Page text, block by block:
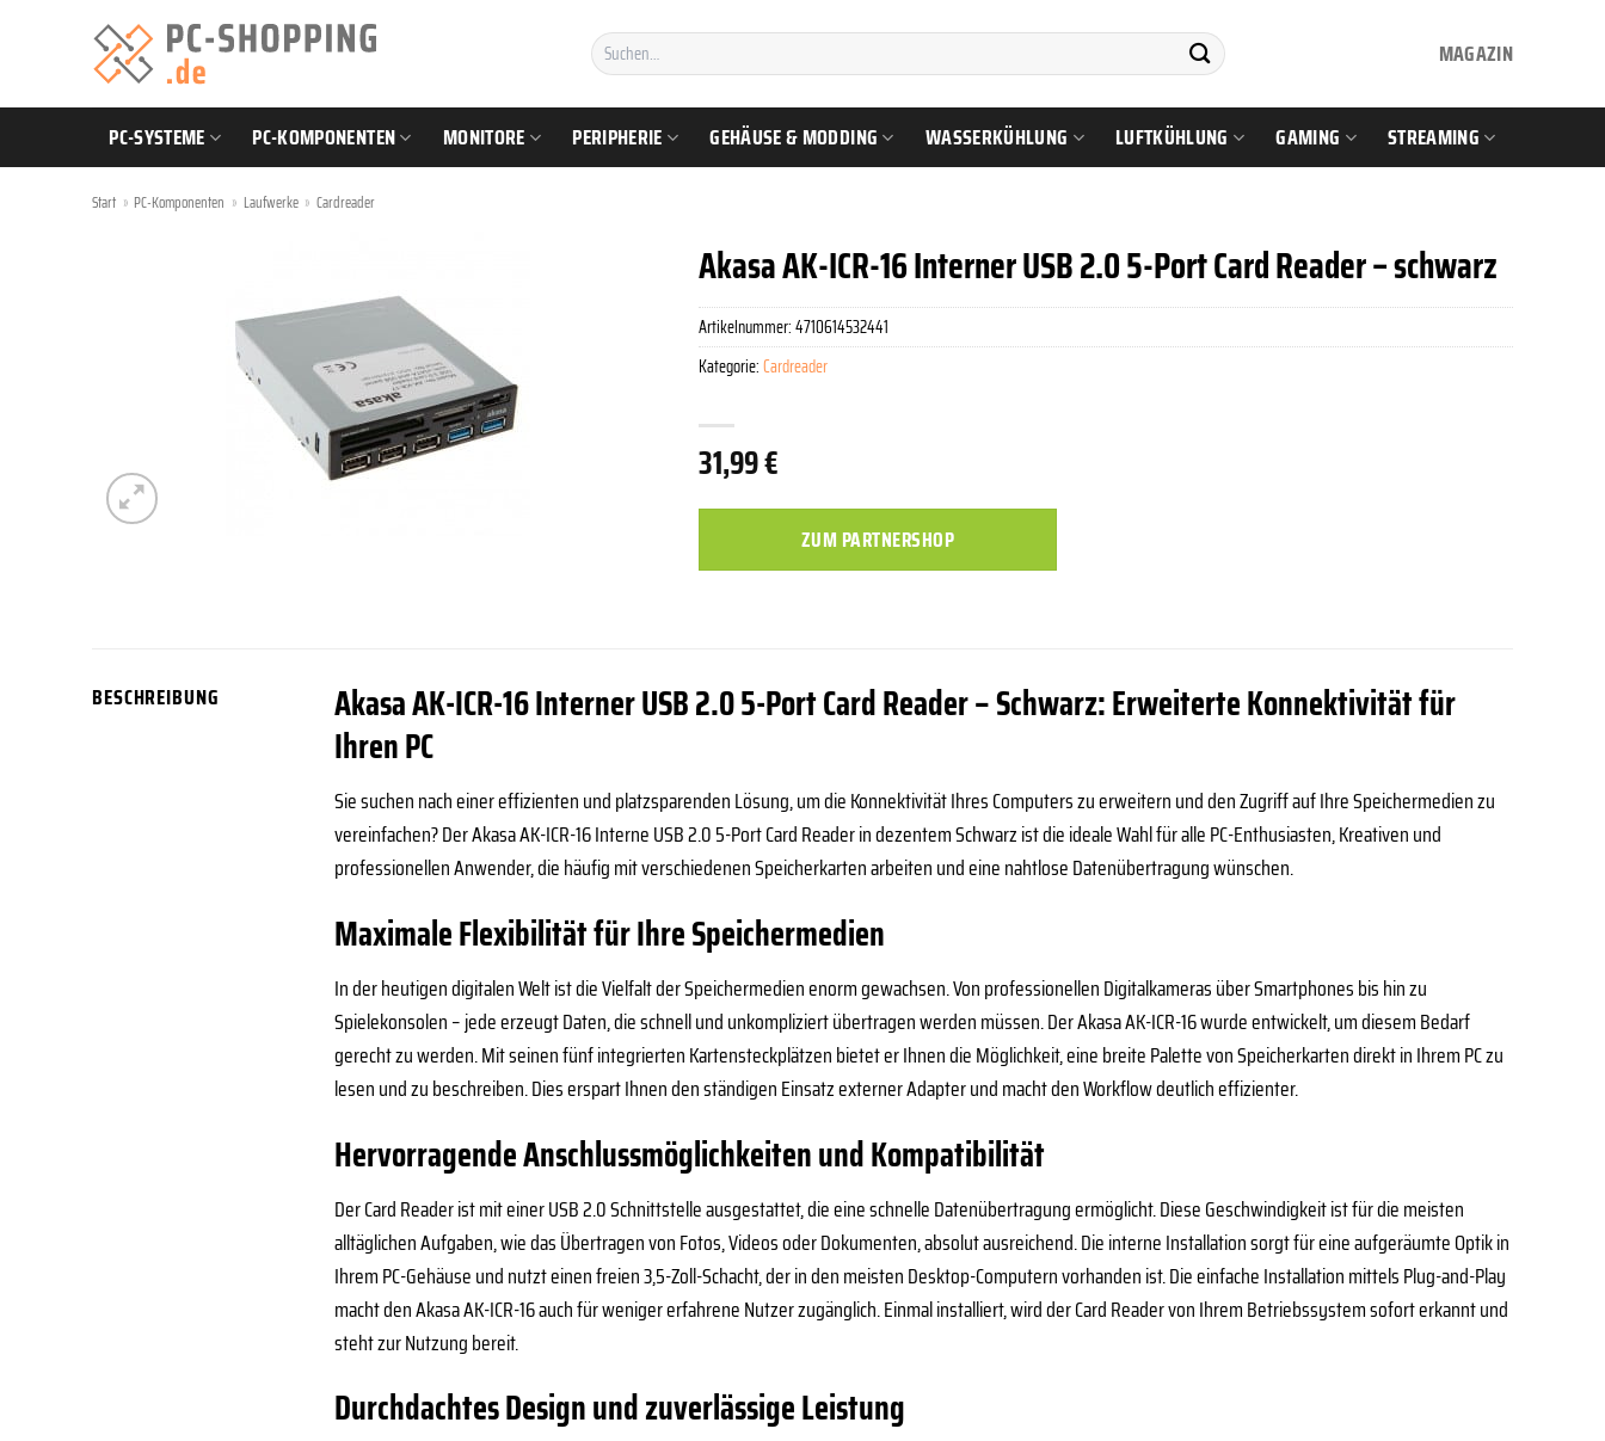
Suchen
nach:
MAGAZIN
PC-SYSTEME PC-KOMPONENTEN MONITORE PERIPHERIE GEHÄUSE & MODDING WASSERKÜHLUNG LUFTKÜHLUNG GAMING STREAMING
Start » PC-Komponenten » Laufwerke » Cardreader
Akasa AK-ICR-16 Interner USB 2.0 5-Port Card Reader – schwarz
31,99€
ZUM PARTNERSHOP
Artikelnummer:4710614532441
Kategorie:Cardreader
BESCHREIBUNG
Akasa AK-ICR-16 Interner USB 2.0 5-Port Card Reader – Schwarz: Erweiterte Konnektivität für
Ihren PC
Sie suchen nach einer effizienten und platzsparenden Lösung, um die Konnektivität Ihres Computers zu erweitern und den Zugriff auf Ihre Speichermedien zu
vereinfachen? Der Akasa AK-ICR-16 Interne USB 2.0 5-Port Card Reader in dezentem Schwarz ist die ideale Wahl für alle PC-Enthusiasten, Kreativen und
professionellen Anwender, die häufig mit verschiedenen Speicherkarten arbeiten und eine nahtlose Datenübertragung wünschen.
Maximale Flexibilität für Ihre Speichermedien
In der heutigen digitalen Welt ist die Vielfalt der Speichermedien enorm gewachsen. Von professionellen Digitalkameras über Smartphones bis hin zu
Spielekonsolen – jede erzeugt Daten, die schnell und unkompliziert übertragen werden müssen. Der Akasa AK-ICR-16 wurde entwickelt, um diesem Bedarf
gerecht zu werden. Mit seinen fünf integrierten Kartensteckplätzen bietet er Ihnen die Möglichkeit, eine breite Palette von Speicherkarten direkt in Ihrem PC zu
lesen und zu beschreiben. Dies erspart Ihnen den ständigen Einsatz externer Adapter und macht den Workflow deutlich effizienter.
Hervorragende Anschlussmöglichkeiten und Kompatibilität
Der Card Reader ist mit einer USB 2.0 Schnittstelle ausgestattet, die eine schnelle Datenübertragung ermöglicht. Diese Geschwindigkeit ist für die meisten
alltäglichen Aufgaben, wie das Übertragen von Fotos, Videos oder Dokumenten, absolut ausreichend. Die interne Installation sorgt für eine aufgeräumte Optik in
Ihrem PC-Gehäuse und nutzt einen freien 3,5-Zoll-Schacht, der in den meisten Desktop-Computern vorhanden ist. Die einfache Installation mittels Plug-and-Play
macht den Akasa AK-ICR-16 auch für weniger erfahrene Nutzer zugänglich. Einmal installiert, wird der Card Reader von Ihrem Betriebssystem sofort erkannt und
steht zur Nutzung bereit.
Durchdachtes Design und zuverlässige Leistung